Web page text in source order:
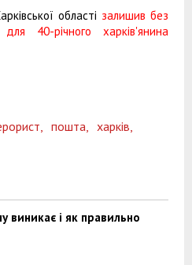
області залишив без
40-річного харків'янина
пошта,
харків,
виникає і як правильно